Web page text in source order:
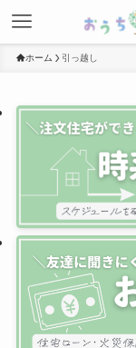
ホーム 引っ越し